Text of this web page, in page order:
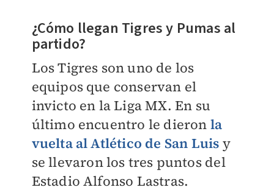
¿Cómo llegan Tigres y Pumas al
partido?
Los Tigres son uno de los
equipos que conservan el
invicto en la Liga MX. En su
último encuentro le dieron la
vuelta al Atlético de San Luis y
se llevaron los tres puntos del
Estadio Alfonso Lastras.